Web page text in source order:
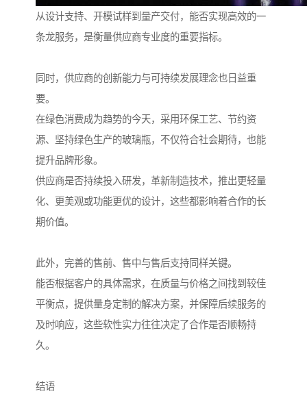
从设计支持、开模试样到量产交付，能否实现高效的一
条龙服务，是衡量供应商专业度的重要指标。
同时，供应商的创新能力与可持续发展理念也日益重
要。
在绿色消费成为趋势的今天，采用环保工艺、节约资
源、坚持绿色生产的玻璃瓶，不仅符合社会期待，也能
提升品牌形象。
供应商是否持续投入研发，革新制造技术，推出更轻量
化、更美观或功能更优的设计，这些都影响着合作的长
期价值。
此外，完善的售前、售中与售后支持同样关键。
能否根据客户的具体需求，在质量与价格之间找到较佳
平衡点，提供量身定制的解决方案，并保障后续服务的
及时响应，这些软性实力往往决定了合作是否顺畅持
久。
结语